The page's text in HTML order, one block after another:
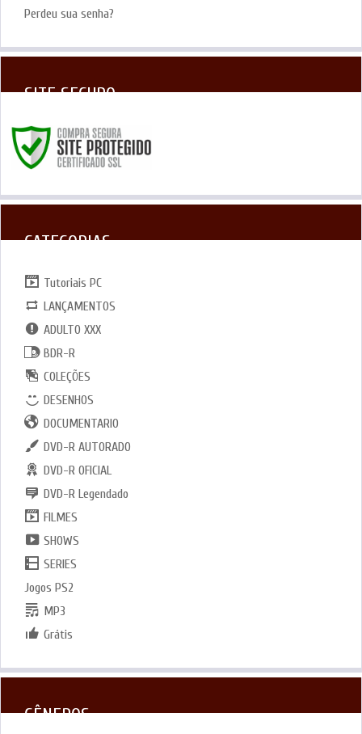
Perdeu sua senha?
SITE SEGURO
CATEGORIAS
Tutoriais PC
LANÇAMENTOS
ADULTO XXX
BDR-R
COLEÇÕES
DESENHOS
DOCUMENTARIO
DVD-R AUTORADO
DVD-R OFICIAL
DVD-R Legendado
FILMES
SHOWS
SERIES
Jogos PS2
MP3
Grátis
GÊNEROS